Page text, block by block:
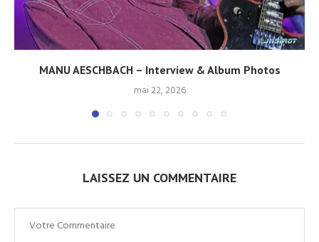
MANU AESCHBACH – Interview & Album Photos
mai 22, 2026
LAISSEZ UN COMMENTAIRE